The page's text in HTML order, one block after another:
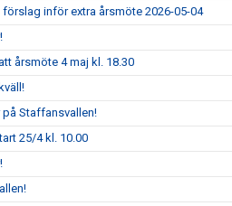
inför extra årsmöte 2026-05-04
årsmöte 4 maj kl. 18.30
Staffansvallen!
25/4 kl. 10.00